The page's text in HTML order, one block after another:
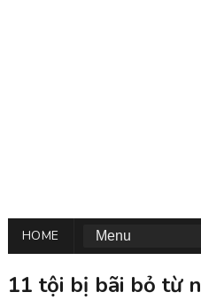
HOME
11 tội bị bãi bỏ từ